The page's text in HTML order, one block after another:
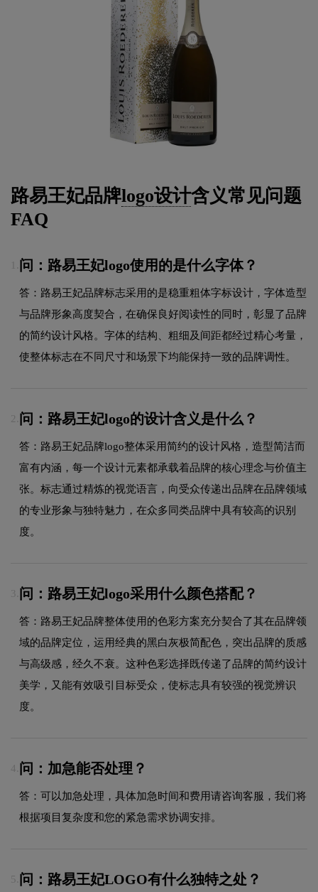
路易王妃品牌logo设计含义常见问题
FAQ
问：路易王妃logo使用的是什么字体？
答：路易王妃品牌标志采用的是稳重粗体字标设计，字体造型
与品牌形象高度契合，在确保良好阅读性的同时，彰显了品牌
的简约设计风格。字体的结构、粗细及间距都经过精心考量，
使整体标志在不同尺寸和场景下均能保持一致的品牌调性。
2. 问：路易王妃logo的设计含义是什么？
答：路易王妃品牌logo整体采用简约的设计风格，造型简洁而
富有内涵，每一个设计元素都承载着品牌的核心理念与价值主
张。标志通过精炼的视觉语言，向受众传递出品牌在品牌领域
的专业形象与独特魅力，在众多同类品牌中具有较高的识别
度。
3. 问：路易王妃logo采用什么颜色搭配？
答：路易王妃品牌整体使用的色彩方案充分契合了其在品牌领
域的品牌定位，运用经典的黑白灰极简配色，突出品牌的质感
与高级感，经久不衰。这种色彩选择既传递了品牌的简约设计
美学，又能有效吸引目标受众，使标志具有较强的视觉辨识
度。
4. 问：加急能否处理？
答：可以加急处理，具体加急时间和费用请咨询客服，我们将
根据项目复杂度和您的紧急需求协调安排。
5. 问：路易王妃LOGO有什么独特之处？